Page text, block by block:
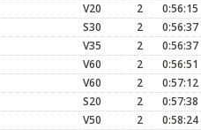
V20 2
0:56:15
S30 2
0:56:37
V35 2
0:56:37
V60 2
0:56:51
V60 2
0:57:12
S20 2
0:57:38
V50 2
0:58:24